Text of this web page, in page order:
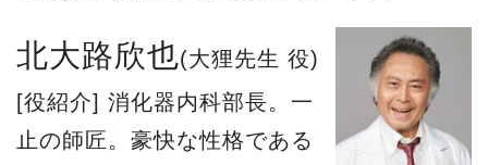
北大路欣也(大狸先生 役)
[役紹介] 消化器内科部長。一
止の師匠。豪快な性格である